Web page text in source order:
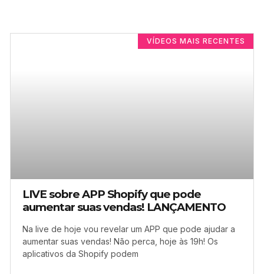
VÍDEOS MAIS RECENTES
LIVE sobre APP Shopify que pode
aumentar suas vendas! LANÇAMENTO
Na live de hoje vou revelar um APP que pode ajudar a
aumentar suas vendas! Não perca, hoje às 19h! Os
aplicativos da Shopify podem